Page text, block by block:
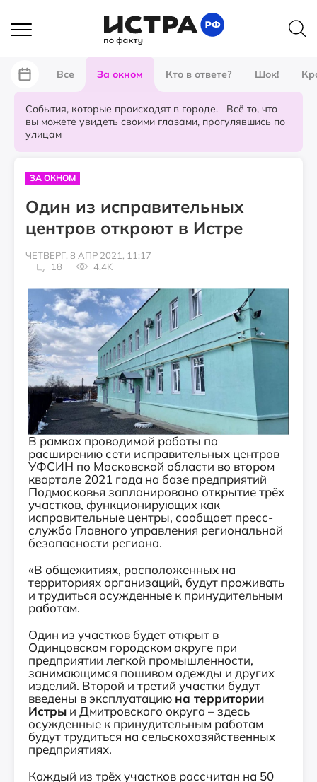
Все За окном Кто в ответе? Шок!
События, которые происходят в городе. Всё то, что
вы можете увидеть своими глазами, прогулявшись по
улицам
ЗА ОКНОМ
Один из исправительных
центров откроют в Истре
ЧЕТВЕРГ, 8 АПР 2021, 11:17
18
4.4K
В рамках проводимой работы по
расширению сети исправительных центров
УФСИН по Московской области во втором
квартале 2021 года на базе предприятий
Подмосковья запланировано открытие трёх
участков, функционирующих как
исправительные центры, сообщает пресс-
служба Главного управления региональной
безопасности региона.
«В общежитиях, расположенных на
территориях организаций, будут проживать
и трудиться осужденные к принудительным
работам.
Один из участков будет открыт в
Одинцовском городском округе при
предприятии легкой промышленности,
занимающимся пошивом одежды и других
изделий. Второй и третий участки будут
введены в эксплуатацию на территории
Истры и Дмитровского округа – здесь
осужденные к принудительным работам
будут трудиться на сельскохозяйственных
предприятиях.
Каждый из трёх участков рассчитан на 50